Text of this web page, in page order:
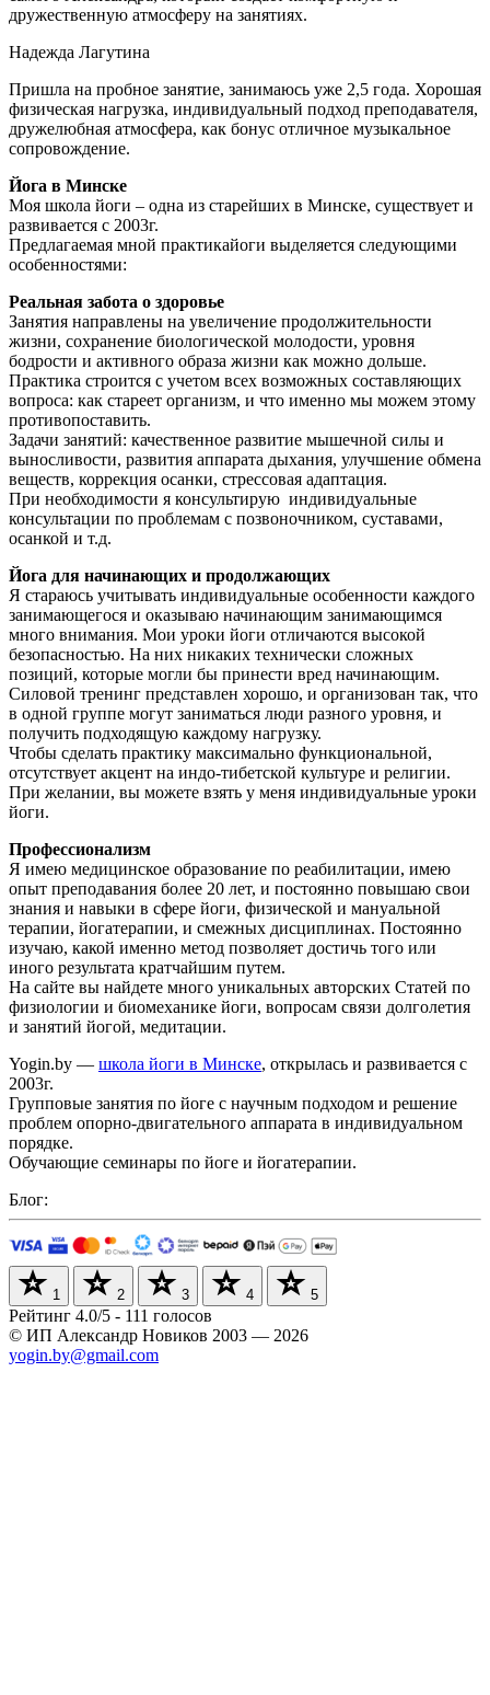
дружественную атмосферу на занятиях.
Надежда Лагутина
Пришла на пробное занятие, занимаюсь уже 2,5 года. Хорошая
физическая нагрузка, индивидуальный подход преподавателя,
дружелюбная атмосфера, как бонус отличное музыкальное
сопровождение.
Йога в Минске
Моя школа йоги – одна из старейших в Минске, существует и
развивается с 2003г.
Предлагаемая мной практикайоги выделяется следующими
особенностями:
Реальная забота о здоровье
Занятия направлены на увеличение продолжительности
жизни, сохранение биологической молодости, уровня
бодрости и активного образа жизни как можно дольше.
Практика строится с учетом всех возможных составляющих
вопроса: как стареет организм, и что именно мы можем этому
противопоставить.
Задачи занятий: качественное развитие мышечной силы и
выносливости, развития аппарата дыхания, улучшение обмена
веществ, коррекция осанки, стрессовая адаптация.
При необходимости я консультирую индивидуальные
консультации по проблемам с позвоночником, суставами,
осанкой и т.д.
Йога для начинающих и продолжающих
Я стараюсь учитывать индивидуальные особенности каждого
занимающегося и оказываю начинающим занимающимся
много внимания. Мои уроки йоги отличаются высокой
безопасностью. На них никаких технически сложных
позиций, которые могли бы принести вред начинающим.
Силовой тренинг представлен хорошо, и организован так, что
в одной группе могут заниматься люди разного уровня, и
получить подходящую каждому нагрузку.
Чтобы сделать практику максимально функциональной,
отсутствует акцент на индо-тибетской культуре и религии.
При желании, вы можете взять у меня индивидуальные уроки
йоги.
Профессионализм
Я имею медицинское образование по реабилитации, имею
опыт преподавания более 20 лет, и постоянно повышаю свои
знания и навыки в сфере йоги, физической и мануальной
терапии, йогатерапии, и смежных дисциплинах. Постоянно
изучаю, какой именно метод позволяет достичь того или
иного результата кратчайшим путем.
На сайте вы найдете много уникальных авторских Cтатей по
физиологии и биомеханике йоги, вопросам связи долголетия
и занятий йогой, медитации.
Yogin.by — школа йоги в Минске, открылась и развивается с
2003г.
Групповые занятия по йоге с научным подходом и решение
проблем опорно-двигательного аппарата в индивидуальном
порядке.
Обучающие семинары по йоге и йогатерапии.
Блог:
1 2 3 4 5
Рейтинг 4.0/5 - 111 голосов
© ИП Александр Новиков 2003 — 2026
yogin.by@gmail.com